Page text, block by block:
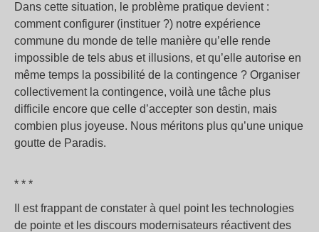
Dans cette situation, le problème pratique devient :
comment configurer (instituer ?) notre expérience
commune du monde de telle manière qu’elle rende
impossible de tels abus et illusions, et qu’elle autorise en
même temps la possibilité de la contingence ? Organiser
collectivement la contingence, voilà une tâche plus
difficile encore que celle d’accepter son destin, mais
combien plus joyeuse. Nous méritons plus qu’une unique
goutte de Paradis.
* * *
Il est frappant de constater à quel point les technologies
de pointe et les discours modernisateurs réactivent des